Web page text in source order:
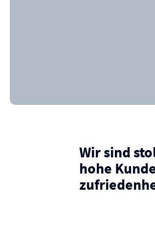
Wir sind
hohe